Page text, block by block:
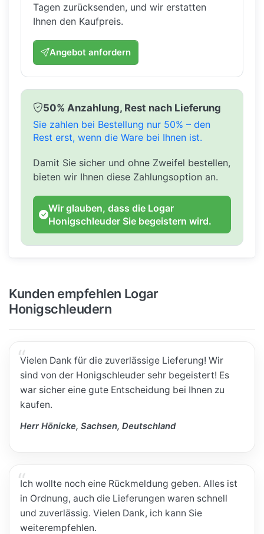
Tagen zurücksenden, und wir erstatten
Ihnen den Kaufpreis.
Angebot anfordern
50% Anzahlung, Rest nach Lieferung
Sie zahlen bei Bestellung nur 50% – den
Rest erst, wenn die Ware bei Ihnen ist.
Damit Sie sicher und ohne Zweifel bestellen,
bieten wir Ihnen diese Zahlungsoption an.
Wir glauben, dass die Logar
Honigschleuder Sie begeistern wird.
Kunden empfehlen Logar
Honigschleudern
Vielen Dank für die zuverlässige Lieferung! Wir
sind von der Honigschleuder sehr begeistert! Es
war sicher eine gute Entscheidung bei Ihnen zu
kaufen.
Herr Hönicke, Sachsen, Deutschland
Ich wollte noch eine Rückmeldung geben. Alles ist
in Ordnung, auch die Lieferungen waren schnell
und zuverlässig. Vielen Dank, ich kann Sie
weiterempfehlen.